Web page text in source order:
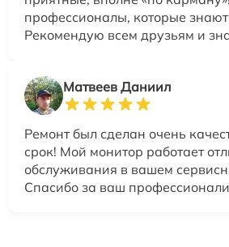
профессионалы, которые знают
Рекомендую всем друзьям и
Матвеев Даниил
Ремонт был сделан очень
срок! Мой монитор работает
обслуживания в вашем
Спасибо за ваш